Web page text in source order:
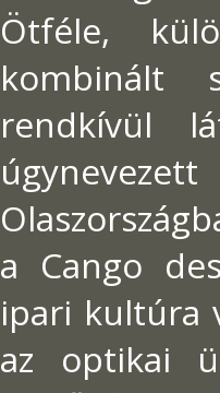
Ötféle,
kombinált
rendkívül
a Cango
ipari kultúra
az optikai